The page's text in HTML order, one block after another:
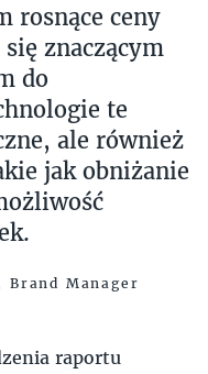
rosnące ceny
znaczącym
do
te
ale również
jak obniżanie
Brand Manager
raportu